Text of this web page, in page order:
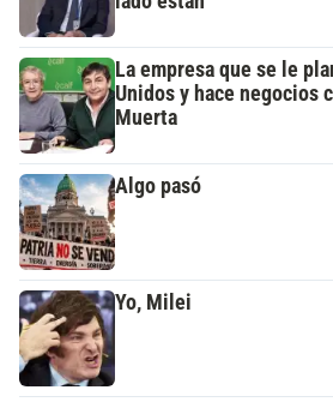
La empresa que se le
Unidos y hace negocios
Muerta
Algo pasó
Yo, Milei